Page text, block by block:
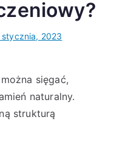
stycznia, 2023
sięgać,
naturalny.
strukturą